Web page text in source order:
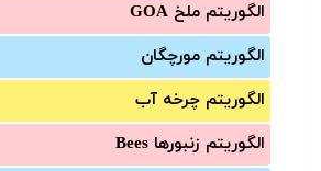
الگوریتم ملخ GOA
الگوریتم مورچگان
الگوریتم چرخه آب
الگوریتم زنبورها Bees